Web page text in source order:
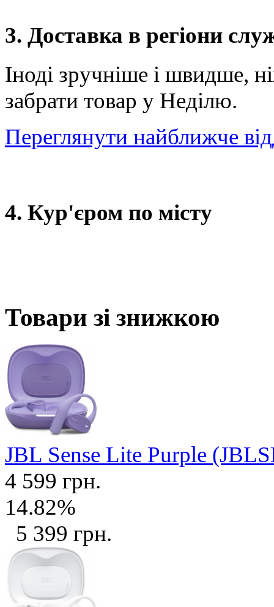
3. Доставка в регіони
Іноді зручніше і швидше,
забрати товар у Неділю.
Переглянути найближче
4. Кур'єром по місту
Товари зі знижкою
JBL Sense Lite Purple
4 599 грн.
14.82%
5 399 грн.